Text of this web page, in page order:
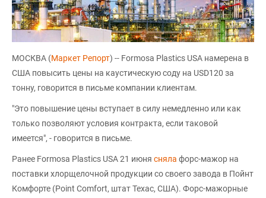
МОСКВА (Маркет Репорт) -- Formosa Plastics USA намерена в
США повысить цены на каустическую соду на USD120 за
тонну, говорится в письме компании клиентам.
"Это повышение цены вступает в силу немедленно или как
только позволяют условия контракта, если таковой
имеется", - говорится в письме.
Ранее Formosa Plastics USA 21 июня сняла форс-мажор на
поставки хлорщелочной продукции со своего завода в Пойнт
Комфорте (Point Comfort, штат Техас, США). Форс-мажорные